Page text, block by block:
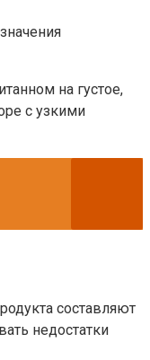
на густое,
с узкими
составляют
недостатки